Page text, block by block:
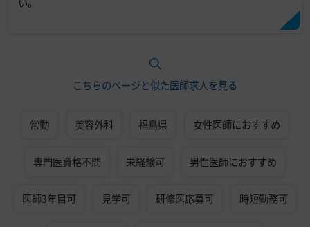
こちらのページと似た医師求人を見る
常勤 美容外科 福島県 女性医師におすすめ
専門医資格不問 未経験可 男性医師におすすめ
医師3年目可 見学可 研修医応募可 時短勤務可